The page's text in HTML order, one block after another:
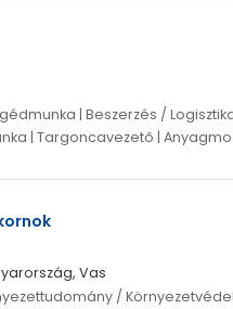
| Beszerzés /
| Targoncavezető |
Vas
/